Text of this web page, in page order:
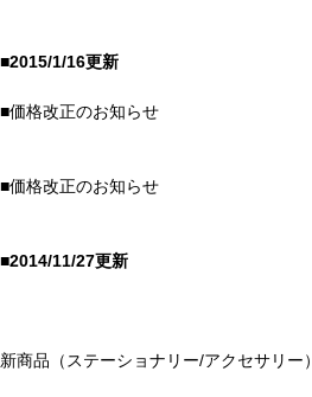
■2015/1/16更新
■価格改正のお知らせ
■価格改正のお知らせ
■2014/11/27更新
新商品（ステーショナリー/アクセサリー）